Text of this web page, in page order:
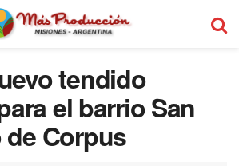
tendido
el barrio San
Corpus